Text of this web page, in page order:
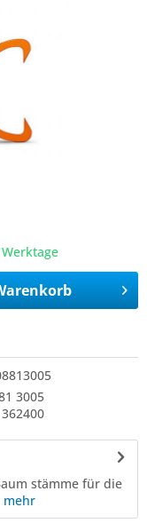
3005
stämme für die
mehr